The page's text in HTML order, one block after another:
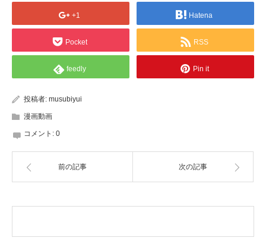
+1 Hatena
Pocket RSS
feedly Pin it
投稿者: musubiyui
漫画動画
コメント: 0
前の記事 次の記事